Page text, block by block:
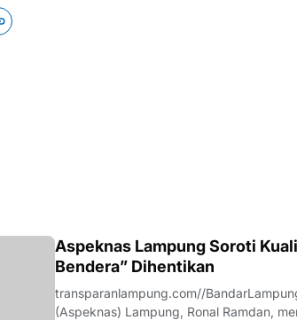
Aspeknas Lampung Soroti
Bendera” Dihentikan
transparanlampung.com//
(Aspeknas) Lampung, Ronal Ramdan,